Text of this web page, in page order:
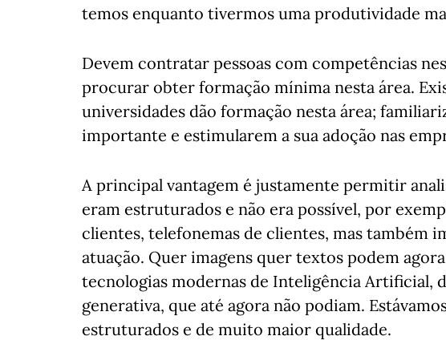
temos enquanto tivermos uma produtividade
Devem contratar pessoas com competências
procurar obter formação mínima nesta área.
universidades dão formação nesta área;
importante e estimularem a sua adoção nas
A principal vantagem é justamente permitir
eram estruturados e não era possível, por
clientes, telefonemas de clientes, mas também
atuação. Quer imagens quer textos podem
tecnologias modernas de Inteligência Artificial,
generativa, que até agora não podiam.
estruturados e de muito maior qualidade.